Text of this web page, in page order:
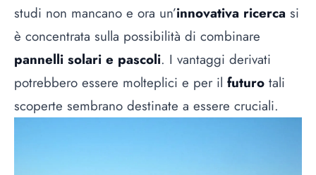
studi non mancano e ora un’innovativa ricerca si
è concentrata sulla possibilità di combinare
pannelli solari e pascoli. I vantaggi derivati
potrebbero essere molteplici e per il futuro tali
scoperte sembrano destinate a essere cruciali.